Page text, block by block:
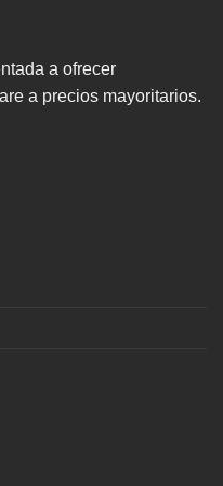
a ofrecer
a precios mayoritarios.